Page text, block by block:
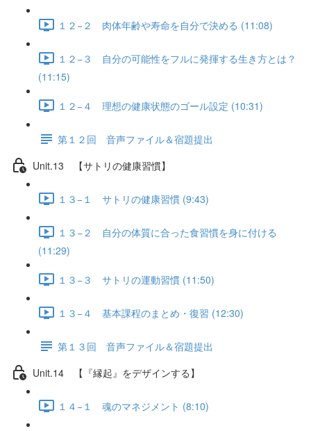
１２−２ 肉体年齢や寿命を自分で決める (11:08)
１２−３ 自分の可能性をフルに発揮する生き方とは？
(11:15)
１２−４ 理想の健康状態のゴール設定 (10:31)
第１２回 音声ファイル＆宿題提出
Unit.13 【サトリの健康習慣】
１３−１ サトリの健康習慣 (9:43)
１３−２ 自分の体質に合った食習慣を身に付ける
(11:29)
１３−３ サトリの運動習慣 (11:50)
１３−４ 基本課程のまとめ・復習 (12:30)
第１３回 音声ファイル＆宿題提出
Unit.14 【『縁起』をデザインする】
１４−１ 魂のマネジメント (8:10)